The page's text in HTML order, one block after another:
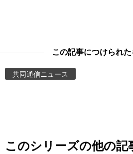
スポーツ・東京2020
Images
この記事につけられ
共同通信ニュース
このシリーズの他の記